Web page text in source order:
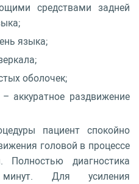
средствами задней
языка;
оболочек;
аккуратное раздвижение
пациент спокойно
головой в процессе
Полностью диагностика
Для усиления